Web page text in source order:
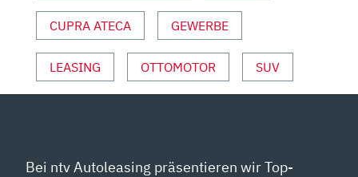
UND
SPORT“
YOUTUBE
ANZEIGEN
CUPRA ATECA GEWERBE
LEASING OTTOMOTOR SUV
Bei ntv Autoleasing präsentieren wir Top-